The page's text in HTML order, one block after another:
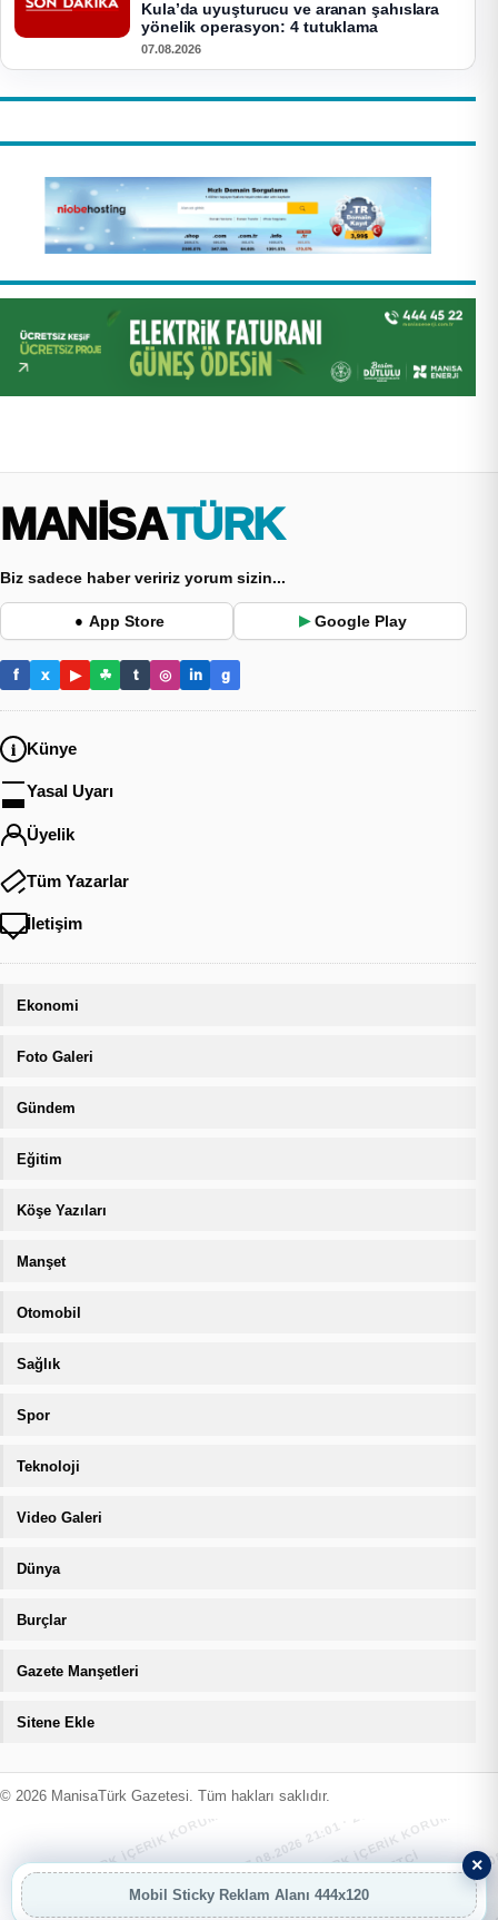
Kula’da uyuşturucu ve aranan şahıslara
yönelik operasyon: 4 tutuklama
07.08.2026
MANİSA TÜRK
Biz sadece haber veririz yorum sizin...
● App Store ▶ Google Play
f x ▶ ☘ t ◎ in g
Künye
Yasal Uyarı
Üyelik
Tüm Yazarlar
İletişim
Ekonomi
Foto Galeri
Gündem
Eğitim
Köşe Yazıları
Manşet
Otomobil
Sağlık
Spor
Teknoloji
Video Galeri
Dünya
Burçlar
Gazete Manşetleri
Sitene Ekle
© 2026 ManisaTürk Gazetesi. Tüm hakları saklıdır.
×
Mobil Sticky Reklam Alanı 444x120
MANİSATÜRK İÇERİK KORUMA · 07.08.2026 21:01 · ZIYARETÇI
MANİSATÜRK İÇERİK KORUMA
MANİSATÜRK İÇERİK KORUMA · 07.08.2026 21:01 · ZIYARETÇI
MANİSATÜRK İÇERİK KORUMA